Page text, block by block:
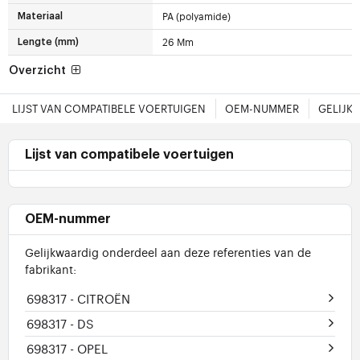
Materiaal PA (polyamide)
Lengte (mm) 26 Mm
Overzicht
LIJST VAN COMPATIBELE VOERTUIGEN OEM-NUMMER
Lijst van compatibele voertuigen
OEM-nummer
Gelijkwaardig onderdeel aan deze referenties van de
fabrikant:
698317 - CITROËN
698317 - DS
698317 - OPEL